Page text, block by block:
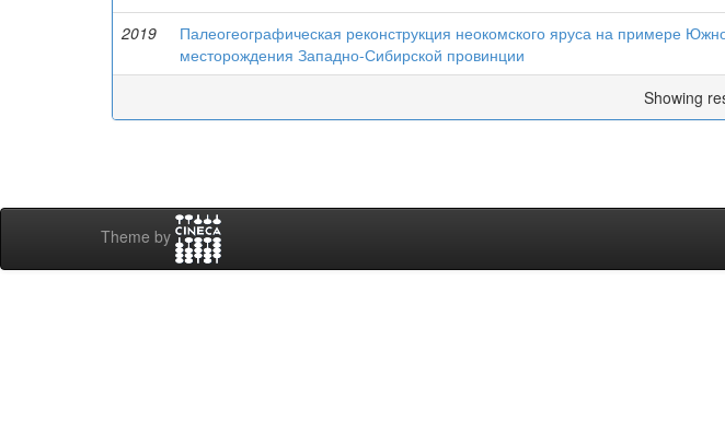
2019
Палеогеографическая реконструкция неокомского яруса на примере
месторождения Западно-Сибирской провинции
Showing
Theme by